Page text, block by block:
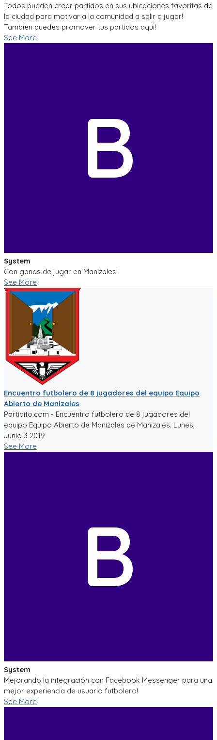
Todos pueden crear partidos en sus ubicaciones favoritas de
la ciudad para motivar a la comunidad a salir a jugar!
Tambien puedes promover tus partidos aqui!
See More
B
System
Con ganas de jugar en Manizales!
See More
Encuentro futbolero de 8 jugadores del equipo Equipo
Abierto de Manizales
Partidito.com - Encuentro futbolero de 8 jugadores del
equipo Equipo Abierto de Manizales de Manizales. Lunes,
Junio 3 2019
See More
B
System
Mejorando la integración con Facebook Messenger para una
mejor experiencia de usuario futbolero!
See More